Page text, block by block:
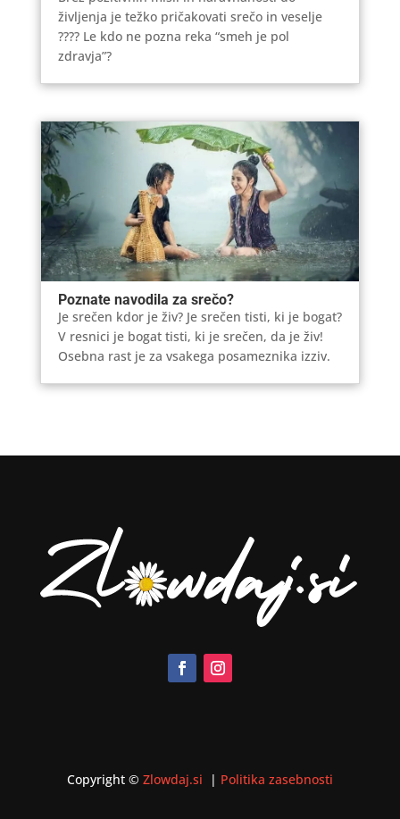
življenja je težko pričakovati srečo in veselje
???? Le kdo ne pozna reka “smeh je pol
zdravja”?
Poznate navodila za srečo?
Je srečen kdor je živ? Je srečen tisti, ki je bogat?
V resnici je bogat tisti, ki je srečen, da je živ!
Osebna rast je za vsakega posameznika izziv.
Copyright © Zlowdaj.si | Politika zasebnosti